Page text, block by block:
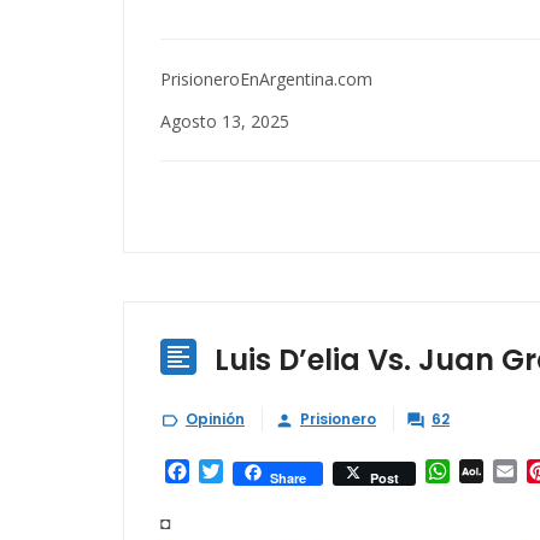
PrisioneroEnArgentina.com
Agosto 13, 2025
 Luis D’elia Vs. Juan
 Opinión  Prisionero  62
Facebook
TwitterShare Post
AOL
◘